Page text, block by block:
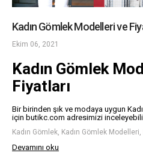
Kadın Gömlek Modelleri ve
Ekim 06, 2021
Kadın Gömlek
Fiyatları
Bir birinden şık ve modaya uygun
için butikc.com adresimizi
Kadın Gömlek, Kadın Gömlek Modelleri,
Devamını oku